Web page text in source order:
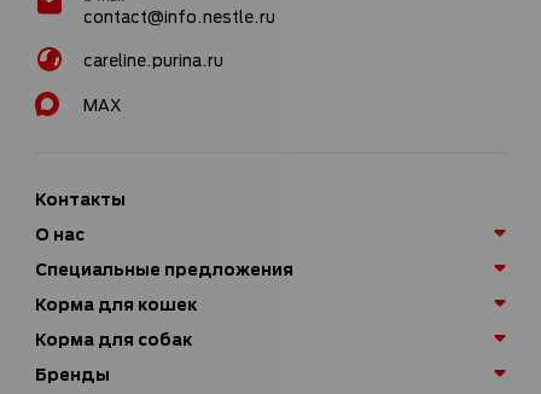
contact@info.nestle.ru
careline.purina.ru
MAX
Контакты
О нас
Специальные предложения
Корма для кошек
Корма для собак
Бренды